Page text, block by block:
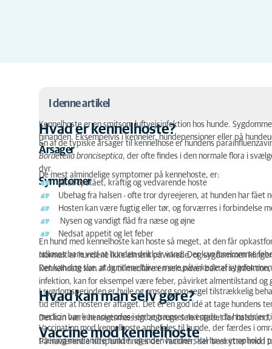
I denne artikel
Hvad er kennelhoste?
Hvad kan man selv gøre?
Vaccine mod kennelhoste
Hvordan smitter kennelhoste?
Hvordan behandler man kennelhoste?
Kennelhoste hos hvalpe
Hvad er kennelhoste?
Kennelhoste er en smitsom luftvejsinfektion hos hunde.
hinanden. Eksempelvis i kenneler, hundepensioner eller på
Årsager
En af de typiske årsager til kennelhose er hundens
Bordetella bronciseptica, der ofte findes i den normale flora i
dyr.
Symptomer
De mest almindelige symptomer på kennehoste, er:
Akut opstået, kraftig og vedvarende hoste
Ubehag fra halsen - ofte tror dyreejeren, at hunden har fået
Hosten kan være fugtig eller tør, og forværres i forbindelse
Nysen og vandigt flåd fra næse og øjne
Nedsat appetit og let feber
En hund med kennelhoste kan hoste så meget, at den får
udløses bare ved at hunden drikker vand. Der kan forekomme
Normalt er hundene ikke alment påvirkede, og sygdommen
Det kan dog ske, at hundene bliver mere påvirkede af
Kennelhoste kan af og til medføre en sekundær bakteriel
infektion, kan for eksempel være feber, påvirket almentilstand og
Hvad kan man selv gøre?
I sygdomsperioden er hvile og omsorg som regel tilstrækkelig
tid efter at hosten er aftaget. Det er en god idé at tage hundens
medicin bør kun anvendes i en begrænset mængde, da hosten er
Det kan være hensigtsmæssigt at bruge sele i stedet for
Vaccine mod kennelhoste
Vaccination mod kennelhoste anbefales til hunde, der færdes i
træning med andre hunde, og inden hunden skal have et ophold i
På nuværende tidspunkt findes der vacciner, der beskytter imod